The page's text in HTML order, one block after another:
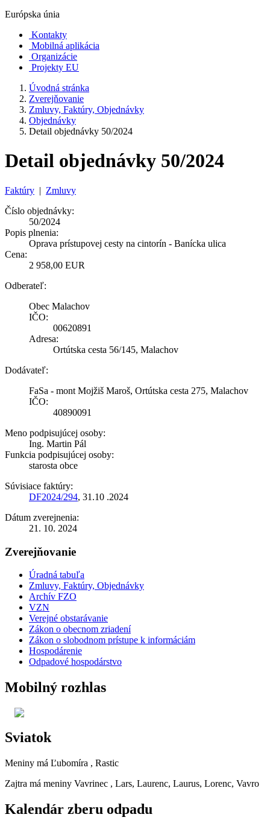
Európska únia
Kontakty
Mobilná aplikácia
Organizácie
Projekty EU
Úvodná stránka
Zverejňovanie
Zmluvy, Faktúry, Objednávky
Objednávky
Detail objednávky 50/2024
Detail objednávky 50/2024
Faktúry | Zmluvy
Číslo objednávky:
50/2024
Popis plnenia:
Oprava prístupovej cesty na cintorín - Banícka ulica
Cena:
2 958,00 EUR
Odberateľ:
Obec Malachov
IČO:
00620891
Adresa:
Ortútska cesta 56/145, Malachov
Dodávateľ:
FaSa - mont Mojžiš Maroš, Ortútska cesta 275, Malachov
IČO:
40890091
Meno podpisujúcej osoby:
Ing. Martin Pál
Funkcia podpisujúcej osoby:
starosta obce
Súvisiace faktúry:
DF2024/294, 31.10 .2024
Dátum zverejnenia:
21. 10. 2024
Zverejňovanie
Úradná tabuľa
Zmluvy, Faktúry, Objednávky
Archív FZO
VZN
Verejné obstarávanie
Zákon o obecnom zriadení
Zákon o slobodnom prístupe k informáciám
Hospodárenie
Odpadové hospodárstvo
Mobilný rozhlas
Sviatok
Meniny má Ľubomíra , Rastic
Zajtra má meniny Vavrinec , Lars, Laurenc, Laurus, Lorenc, Vavro
Kalendár zberu odpadu